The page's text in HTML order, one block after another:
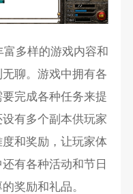
多样的游戏内容和
聊。游戏中拥有各
完成各种任务来提
有多个副本供玩家
和奖励，让玩家体
有各种活动和节日
奖励和礼品。